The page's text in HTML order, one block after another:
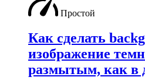
Простой
Как сделать
изображение
размытым, как в